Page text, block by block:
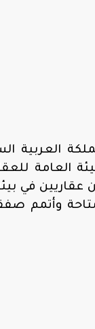
العربية
العامة
في
وأتمم